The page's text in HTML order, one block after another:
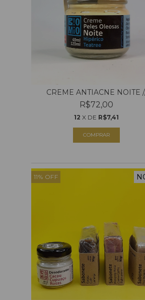
CREME ANTIACNE NOITE
R$72,00
12 X DE R$7,41
11% OFF